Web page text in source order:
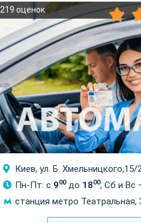
219 оценок
Киев, ул. Б. Хмельницкого,15/2
Пн-Пт: с 900до 1800, Сб и Вс
станция метро